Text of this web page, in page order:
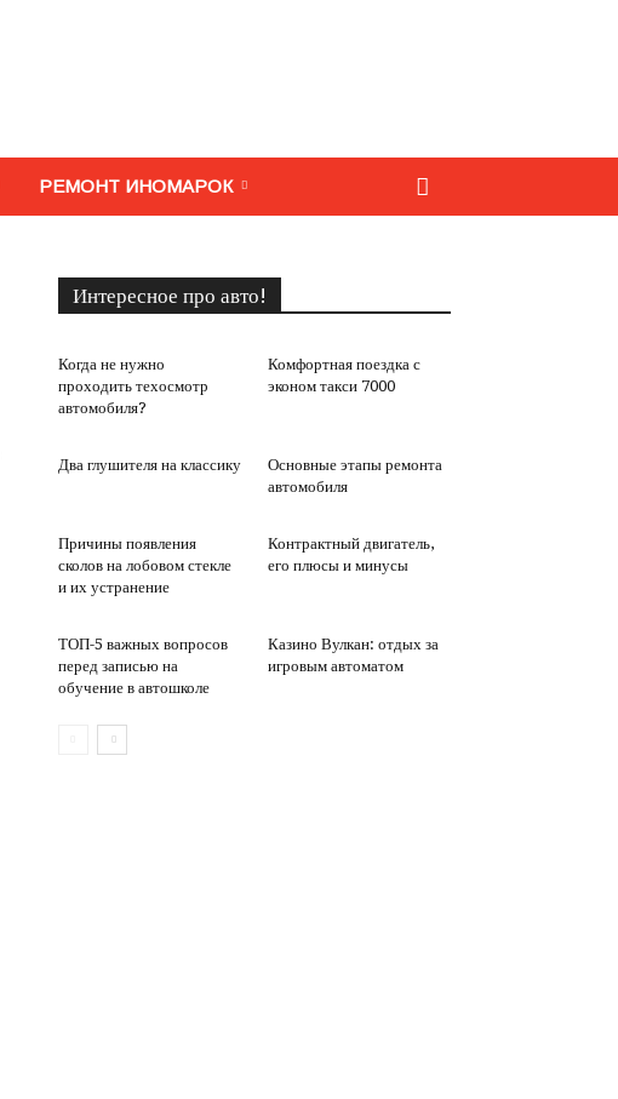
РЕМОНТ ИНОМАРОК
Интересное про авто!
Когда не нужно
проходить техосмотр
автомобиля?
Комфортная поездка с
эконом такси 7000
Два глушителя на классику
Основные этапы ремонта
автомобиля
Причины появления
сколов на лобовом стекле
и их устранение
Контрактный двигатель,
его плюсы и минусы
ТОП-5 важных вопросов
перед записью на
обучение в автошколе
Казино Вулкан: отдых за
игровым автоматом